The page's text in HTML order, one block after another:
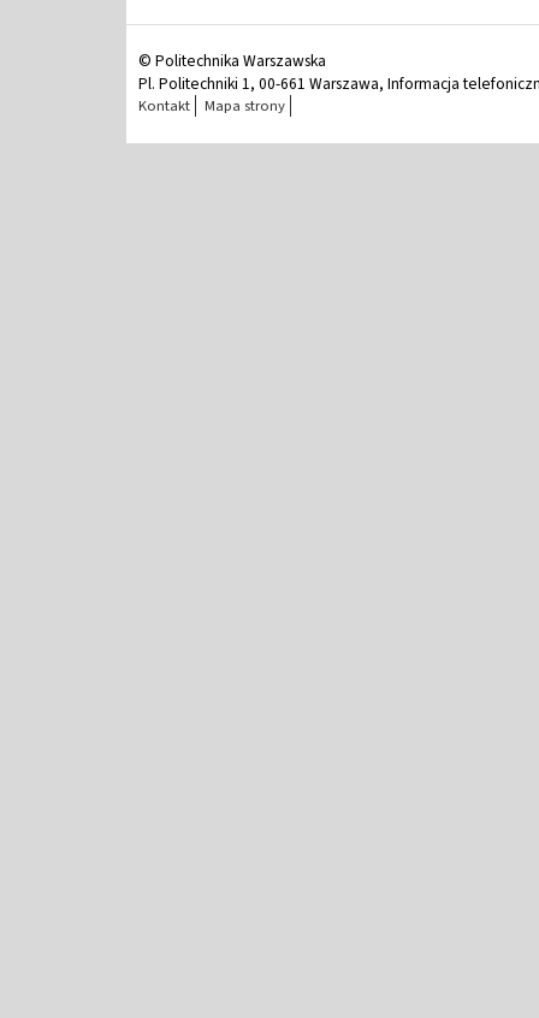
© Politechnika Warszawska
Pl. Politechniki 1, 00-661 Warszawa, Informacja
Kontakt Mapa strony